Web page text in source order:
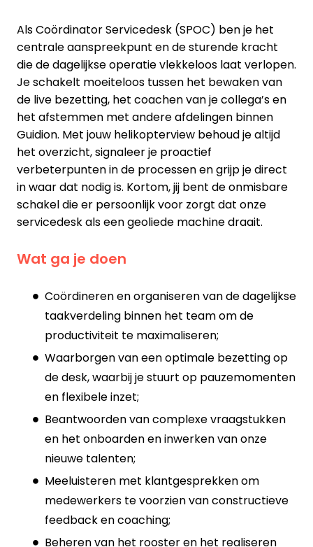
Als Coördinator Servicedesk (SPOC) ben je het
centrale aanspreekpunt en de sturende kracht
die de dagelijkse operatie vlekkeloos laat verlopen.
Je schakelt moeiteloos tussen het bewaken van
de live bezetting, het coachen van je collega’s en
het afstemmen met andere afdelingen binnen
Guidion. Met jouw helikopterview behoud je altijd
het overzicht, signaleer je proactief
verbeterpunten in de processen en grijp je direct
in waar dat nodig is. Kortom, jij bent de onmisbare
schakel die er persoonlijk voor zorgt dat onze
servicedesk als een geoliede machine draait.
Wat ga je doen
Coördineren en organiseren van de dagelijkse
taakverdeling binnen het team om de
productiviteit te maximaliseren;
Waarborgen van een optimale bezetting op
de desk, waarbij je stuurt op pauzemomenten
en flexibele inzet;
Beantwoorden van complexe vraagstukken
en het onboarden en inwerken van onze
nieuwe talenten;
Meeluisteren met klantgesprekken om
medewerkers te voorzien van constructieve
feedback en coaching;
Beheren van het rooster en het realiseren